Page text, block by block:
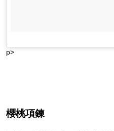
p>
櫻桃項鍊